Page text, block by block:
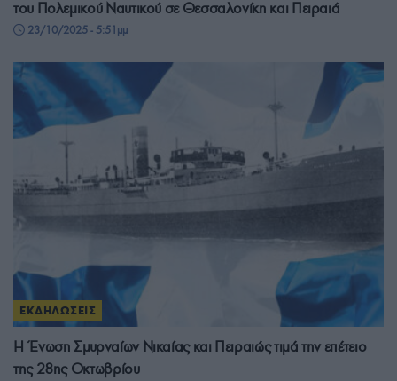
του Πολεμικού Ναυτικού σε Θεσσαλονίκη και Πειραιά
23/10/2025 - 5:51μμ
ΕΚΔΗΛΩΣΕΙΣ
Η Ένωση Σμυρναίων Νικαίας και Πειραιώς τιμά την επέτειο
της 28ης Οκτωβρίου